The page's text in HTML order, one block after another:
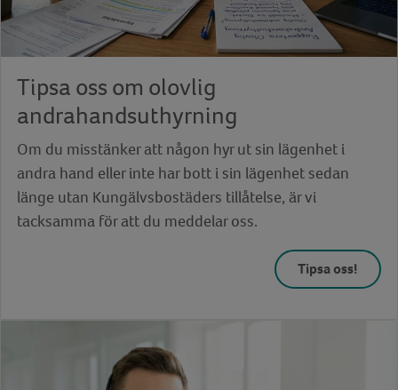
Tipsa oss om olovlig
andrahandsuthyrning
Om du misstänker att någon hyr ut sin lägenhet i
andra hand eller inte har bott i sin lägenhet sedan
länge utan Kungälvsbostäders tillåtelse, är vi
tacksamma för att du meddelar oss.
Tipsa oss!